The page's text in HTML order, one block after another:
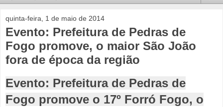
quinta-feira, 1 de maio de 2014
Evento: Prefeitura de Pedras de
Fogo promove, o maior São João
fora de época da região
Evento: Prefeitura de Pedras de
Fogo promove o 17º Forró Fogo, o